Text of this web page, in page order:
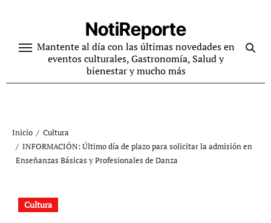
contenido
NotiReporte
Mantente al día con las últimas novedades en
eventos culturales, Gastronomía, Salud y
bienestar y mucho más
Inicio
Cultura
INFORMACIÓN: Último día de plazo para solicitar la admisión en
Enseñanzas Básicas y Profesionales de Danza
Cultura